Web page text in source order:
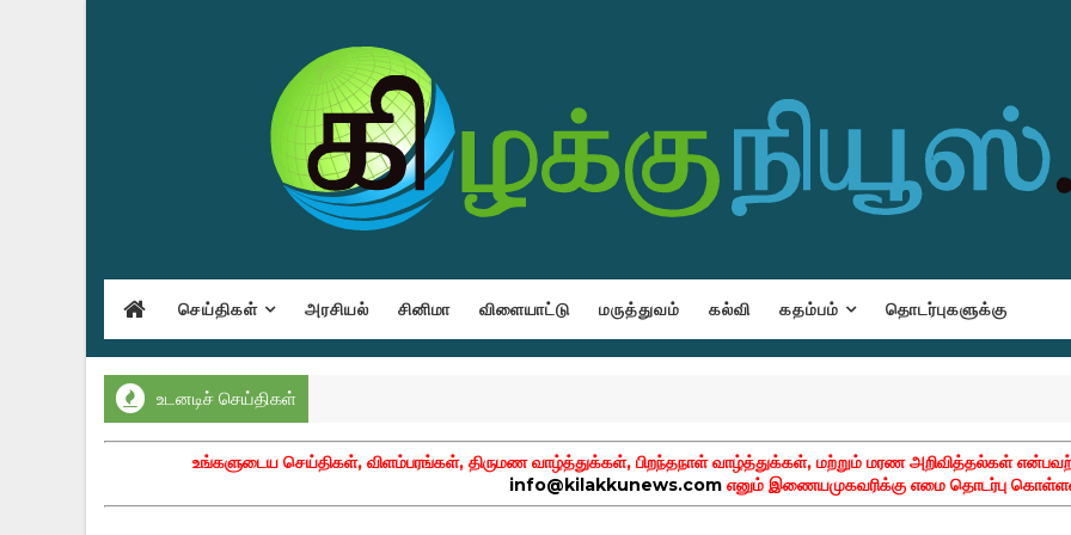
செய்திகள் அரசியல் சினிமா விளையாட்டு மருத்துவம் கல்வி கதம்பம் தொடர்புகளுக்கு
உடனடிச் செய்திகள்
உங்களுடைய செய்திகள், விளம்பரங்கள், திருமண வாழ்த்துக்கள், பிறந்தநாள் வாழ்த்துக்கள், மற்றும் மரண அறிவித்தல்கள்
info@kilakkunews.com எனும் இணையமுகவரிக்கு எமை தொடர்பு